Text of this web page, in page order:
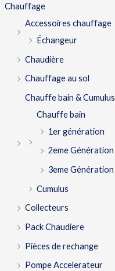
Chauffage
Accessoires chauffage
Échangeur
Chaudière
Chauffage au sol
Chauffe bain & Cumulus
Chauffe bain
1er génération
2eme Génération
3eme Génération
Cumulus
Collecteurs
Pack Chaudiere
Pièces de rechange
Pompe Accelerateur